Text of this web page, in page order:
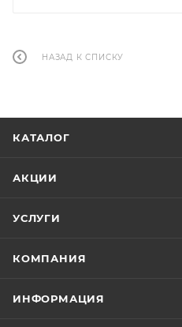
НАЗАД К СПИСКУ
КАТАЛОГ
АКЦИИ
УСЛУГИ
КОМПАНИЯ
ИНФОРМАЦИЯ